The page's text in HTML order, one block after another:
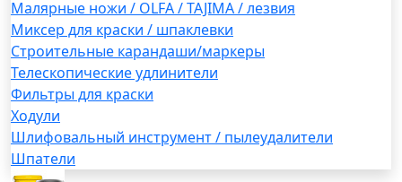
Малярные ножи / OLFA / TAJIMA / лезвия
Миксер для краски / шпаклевки
Строительные карандаши/маркеры
Телескопические удлинители
Фильтры для краски
Ходули
Шлифовальный инструмент / пылеудалители
Шпатели